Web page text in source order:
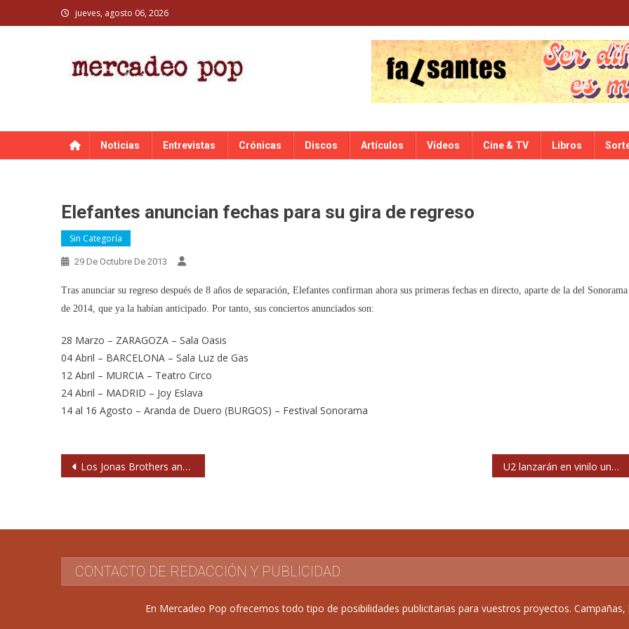
to
jueves, agosto 06, 2026
Noticias Entrevistas Crónicas Discos Artículos Vídeos Cine & TV Libros
Elefantes anuncian fechas para su gira de regreso
Sin Categoría
29 De Octubre De 2013
Tras anunciar su regreso después de 8 años de separación, Elefantes confirman ahora sus primeras fechas en directo, aparte de la del Sonorama
de 2014, que ya la habían anticipado. Por tanto, sus conciertos anunciados son:
28 Marzo – ZARAGOZA – Sala Oasis
04 Abril – BARCELONA – Sala Luz de Gas
12 Abril – MURCIA – Teatro Circo
24 Abril – MADRID – Joy Eslava
14 al 16 Agosto – Aranda de Duero (BURGOS) – Festival Sonorama
Navegación
Los Jonas Brothers anuncian su disolución U2 lanzarán en vinilo una edición especial de ‘Ordinary Love’ el 29 de noviembre
CONTACTO DE REDACCIÓN Y PUBLICIDAD
En Mercadeo Pop ofrecemos todo tipo de posibilidades publicitarias para vuestros proyectos. Campañas,